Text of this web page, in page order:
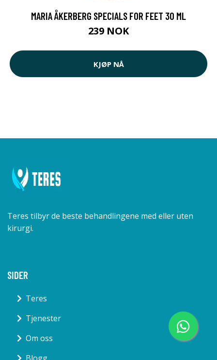
MARIA ÅKERBERG SPECIALS FOR FEET 30 ML
239 NOK
KJØP NÅ
Teres tilbyr de beste behandlingene med eller uten
kirurgi.
SIDER
Teres
Tjenester
Om oss